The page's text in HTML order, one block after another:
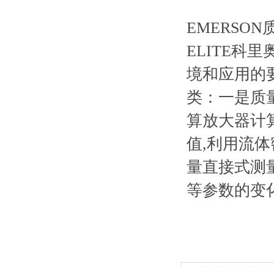
EMERSON
ELITE科里
境和应用的
类：一是质
算放大器计
值,利用流
量直接式测
等参数的变